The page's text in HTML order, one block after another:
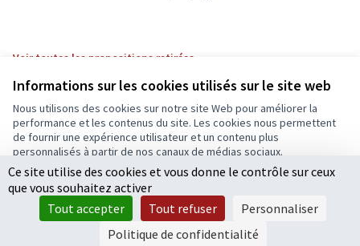
Informations sur les cookies utilisés sur le site web
Nous utilisons des cookies sur notre site Web pour améliorer la
performance et les contenus du site. Les cookies nous permettent
de fournir une expérience utilisateur et un contenu plus
personnalisés à partir de nos canaux de médias sociaux.
Tout accepter
Accepter seulement les cookies essentiels
Paramètres
Voir toutes les propositions retirées
Conditions d'utilisation
Paramètres des cookies
Ecrivons Angers sur X
(Lien externe)
Ecrivons Angers sur Facebook
(Lien externe)
logiciel libre Decidim
(Lien externe)
.
Licence
(Lien
Ce site utilise des cookies et vous donne le contrôle sur ceux
que vous souhaitez activer
Tout accepter
Tout refuser
Personnaliser
Politique de confidentialité